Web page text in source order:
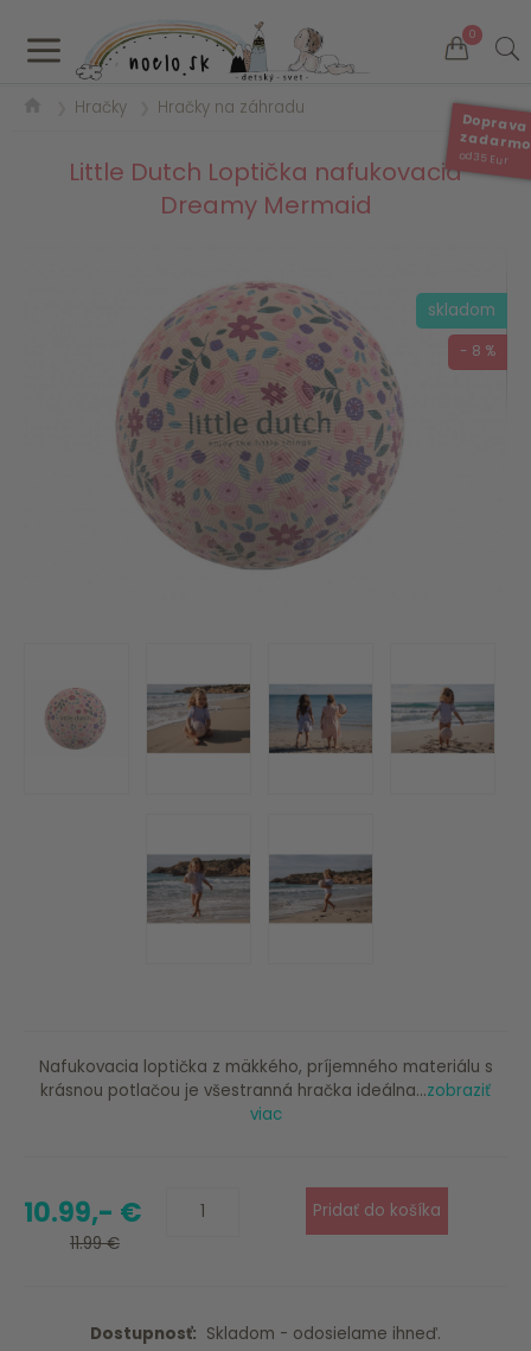
a 0
Doprava
od 35 Eur
Hračky Hračky na záhradu
Little Dutch Loptička nafukovacia
Dreamy Mermaid
skladom
- 8 %
Nafukovacia loptička z mäkkého, príjemného materiálu s
krásnou potlačou je všestranná hračka ideálna...zobraziť
viac
10.99,- €
11.99 €
Dostupnosť: Skladom - odosielame ihneď.